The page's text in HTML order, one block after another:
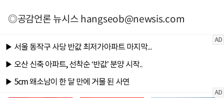
◎공감언론 뉴시스hangseob@newsis.com